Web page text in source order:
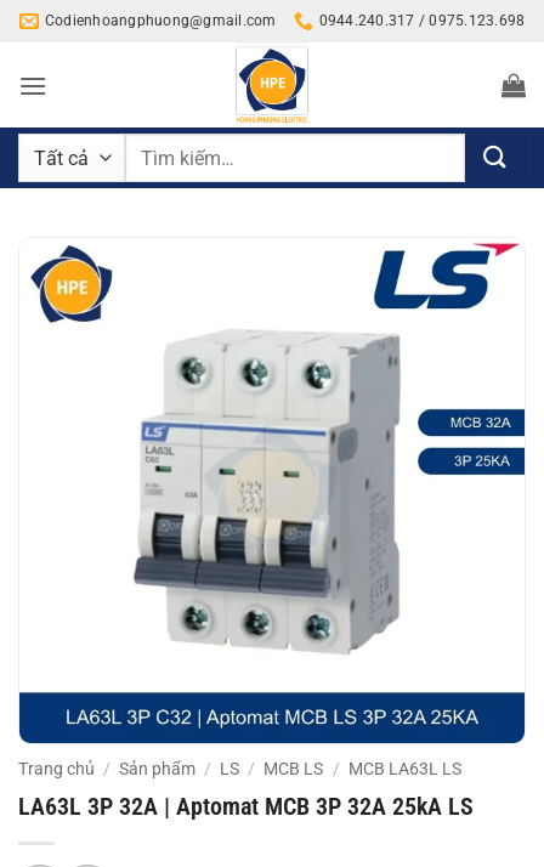
Bỏ
nội
Codienhoangphuong@gmail.com 0944.240.317 / 0975.123.698
Tìm
Trang chủ / Sản phẩm / LS / MCB LS / MCB LA63L LS
LA63L 3P 32A | Aptomat MCB 3P 32A 25kA LS